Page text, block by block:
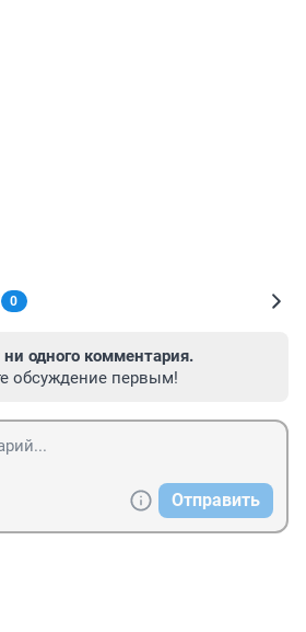
0
ни одного комментария.
обсуждение первым!
Отправить